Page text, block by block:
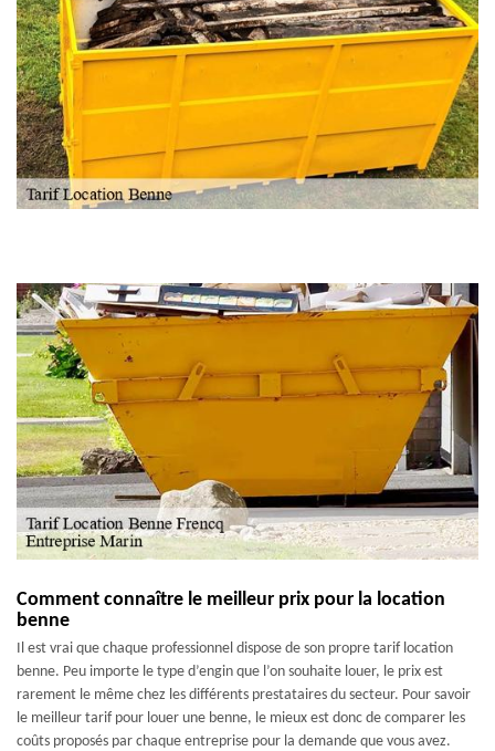
Comment connaître le meilleur prix pour la location
benne
Il est vrai que chaque professionnel dispose de son propre tarif location
benne. Peu importe le type d’engin que l’on souhaite louer, le prix est
rarement le même chez les différents prestataires du secteur. Pour savoir
le meilleur tarif pour louer une benne, le mieux est donc de comparer les
coûts proposés par chaque entreprise pour la demande que vous avez.